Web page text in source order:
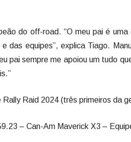
do off-road. “O meu pai é uma
das equipes”, explica Tiago.
pai sempre me apoiou um tudo
Raid 2024 (três primeiros da
– Can-Am Maverick X3 –